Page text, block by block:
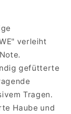
verleiht
gefütterte
Tragen.
Haube und